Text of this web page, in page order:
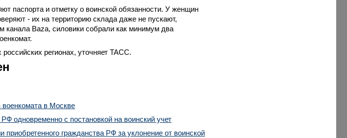
паспорта и отметку о воинской обязанности. У женщин
- их на территорию склада даже не пускают,
Baza, силовики собрали как минимум два
регионах, уточняет ТАСС.
в Москве
одновременно с постановкой на воинский учет
гражданства РФ за уклонение от воинской